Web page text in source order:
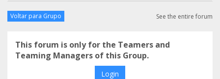
Voltar para Grupo See the entire forum
This forum is only for the Teamers and
Teaming Managers of this Group.
Login